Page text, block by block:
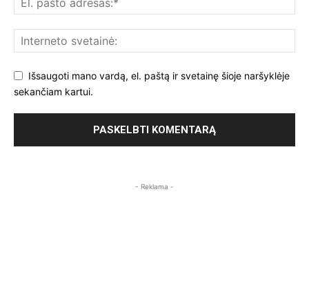
Išsaugoti mano vardą, el. paštą ir svetainę šioje naršyklėje
sekančiam kartui.
- Reklama -